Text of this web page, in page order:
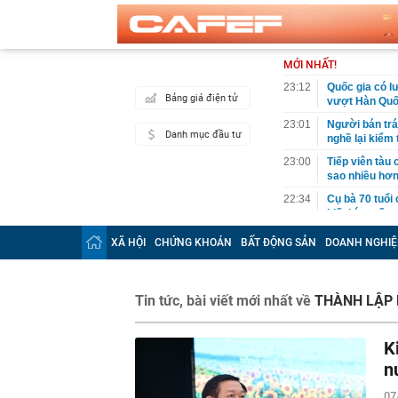
Bảng giá điện tử
Danh mục đầu tư
MỚI NHẤT!
23:12
Quốc gia có
vượt Hàn
23:01
Người bán
nghề lại
23:00
Tiếp viên tàu
sao nhiều
22:34
Cụ bà 70
biết bí quyết
22:34
Ngôi nhà
22:31
Giá vàng
22:08
Lời khuyên
có thể bị
22:00
2 bộ phận
22:00
'Nam thần
XÃ HỘI CHỨNG KHOÁN BẤT ĐỘNG SẢN DOANH
Tin tức, bài viết mới nhất về THÀNH LẬP